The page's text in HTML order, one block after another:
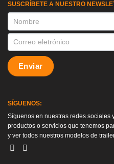
SUSCRÍBETE A NUESTRO
SUSCRIPCION
Enviar
SÍGUENOS:
Síguenos en nuestras redes sociales
productos o servicios que tenemos
y ver todos nuestros modelos de